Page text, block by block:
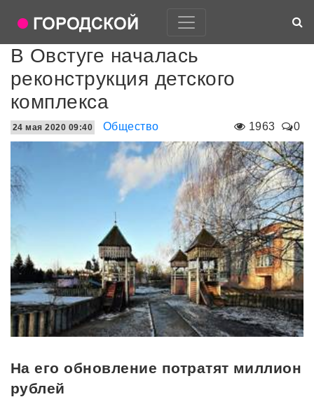
В Овстуге началась
реконструкция детского
комплекса
1963 0
24 мая 2020 09:40 Общество
На его обновление потратят миллион
рублей